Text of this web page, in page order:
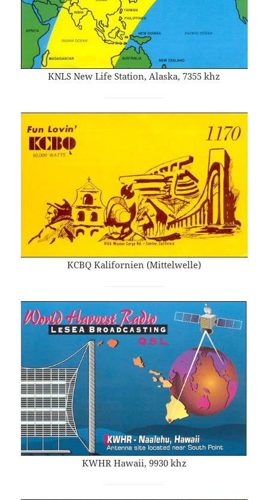
KNLS New Life Station, Alaska, 7355 khz
KCBQ Kalifornien (Mittelwelle)
KWHR Hawaii, 9930 khz